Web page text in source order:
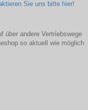
Sie uns bitte hier!
über andere Vertriebswege
so aktuell wie möglich